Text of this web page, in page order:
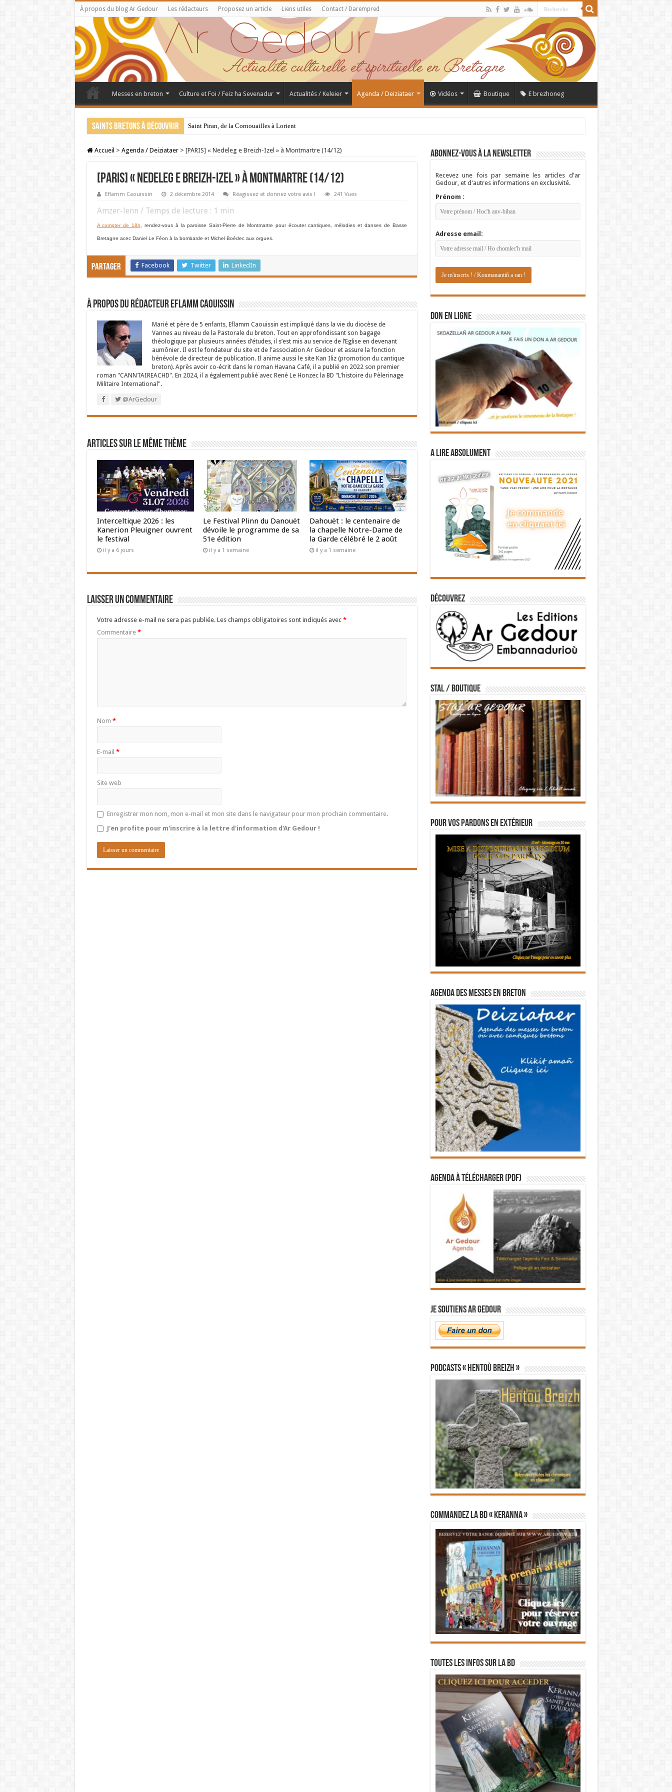
À propos du blog Ar Gedour Les rédacteurs Proposez un article Liens utiles Contact / Darempred
Messes en breton Culture et Foi / Feiz ha Sevenadur Actualités / Keleier Agenda / Deiziataer Vidéos Boutique E brezhoneg
Saints bretons à découvrir Saint Piran, de la Cornouailles à Lorient
Accueil > Agenda / Deiziataer > [PARIS] « Nedeleg e Breizh-Izel » à Montmartre (14/12)
[PARIS] « Nedeleg e Breizh-Izel » à Montmartre (14/12)
Eflamm Caouissin 2 décembre 2014 Réagissez et donnez votre avis ! 241 Vues
Amzer-lenn / Temps de lecture : 1 min
A compter de 18h , rendez-vous à la paroisse Saint-Pierre de Montmartre pour écouter cantiques, mélodies et danses de Basse
Bretagne acec Daniel Le Féon à la bombarde et Michel Boédec aux orgues.
Partager Facebook Twitter LinkedIn
À propos du rédacteur Eflamm Caouissin
Marié et père de 5 enfants, Eflamm Caouissin est impliqué dans la vie du diocèse de
Vannes au niveau de la Pastorale du breton. Tout en approfondissant son bagage
théologique par plusieurs années d’études, il s’est mis au service de l’Eglise en devenant
aumônier. Il est le fondateur du site et de l'association Ar Gedour et assure la fonction
bénévole de directeur de publication. Il anime aussi le site Kan Iliz (promotion du cantique
breton). Après avoir co-écrit dans le roman Havana Café, il a publié en 2022 son premier
roman "CANNTAIREACHD". En 2024, il a également publié avec René Le Honzec la BD "L'histoire du Pèlerinage
Militaire International".
@ArGedour
Articles sur le même thème
Interceltique 2026 : les
Kanerion Pleuigner ouvrent
le festival
il y a 6 jours
Le Festival Plinn du Danouët
dévoile le programme de sa
51e édition
il y a 1 semaine
Dahouët : le centenaire de
la chapelle Notre-Dame de
la Garde célébré le 2 août
il y a 1 semaine
Laisser un commentaire
Votre adresse e-mail ne sera pas publiée. Les champs obligatoires sont indiqués avec *
Commentaire *
Nom *
E-mail *
Site web
Enregistrer mon nom, mon e-mail et mon site dans le navigateur pour mon prochain commentaire.
J'en profite pour m'inscrire à la lettre d'information d'Ar Gedour !
Abonnez-vous à la newsletter
Recevez une fois par semaine les articles d'ar
Gedour, et d'autres informations en exclusivité.
Prénom :
Adresse email:
DON EN LIGNE
A lire absolument
Découvrez
STAL / BOUTIQUE
Pour vos pardons en extérieur
Agenda des messes en breton
Agenda à télécharger (PDF)
Je soutiens Ar Gedour
PODCASTS « Hentoù Breizh »
Commandez la BD « Keranna »
Toutes les infos sur la BD